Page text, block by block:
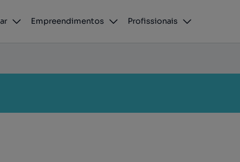
Empreendimentos Profissionais